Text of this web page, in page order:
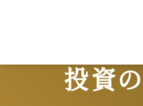
投資